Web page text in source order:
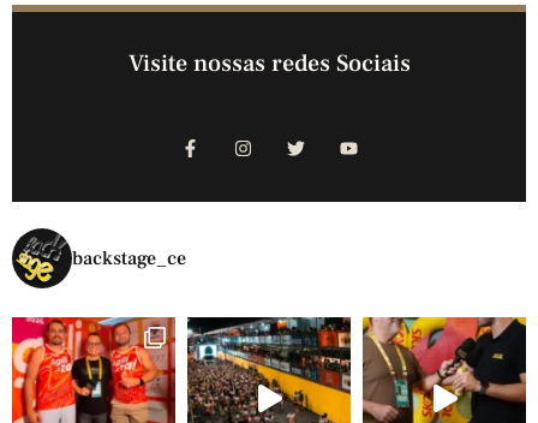
Visite nossas redes Sociais
backstage_ce